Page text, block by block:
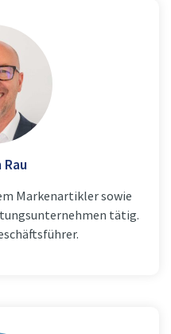
Rau
Markenartikler sowie
tätig.